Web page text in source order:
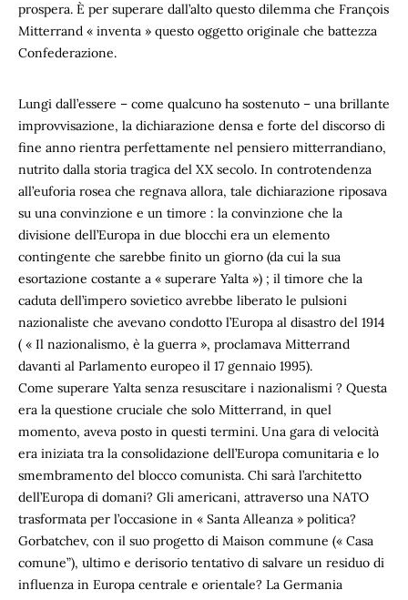
prospera. È per superare dall’alto questo dilemma che François
Mitterrand « inventa » questo oggetto originale che battezza
Confederazione.
Lungi dall’essere – come qualcuno ha sostenuto – una brillante
improvvisazione, la dichiarazione densa e forte del discorso di
fine anno rientra perfettamente nel pensiero mitterrandiano,
nutrito dalla storia tragica del XX secolo. In controtendenza
all’euforia rosea che regnava allora, tale dichiarazione riposava
su una convinzione e un timore : la convinzione che la
divisione dell’Europa in due blocchi era un elemento
contingente che sarebbe finito un giorno (da cui la sua
esortazione costante a « superare Yalta ») ; il timore che la
caduta dell’impero sovietico avrebbe liberato le pulsioni
nazionaliste che avevano condotto l’Europa al disastro del 1914
( « Il nazionalismo, è la guerra », proclamava Mitterrand
davanti al Parlamento europeo il 17 gennaio 1995).
Come superare Yalta senza resuscitare i nazionalismi ? Questa
era la questione cruciale che solo Mitterrand, in quel
momento, aveva posto in questi termini. Una gara di velocità
era iniziata tra la consolidazione dell’Europa comunitaria e lo
smembramento del blocco comunista. Chi sarà l’architetto
dell’Europa di domani? Gli americani, attraverso una NATO
trasformata per l’occasione in « Santa Alleanza » politica?
Gorbatchev, con il suo progetto di Maison commune (« Casa
comune”), ultimo e derisorio tentativo di salvare un residuo di
influenza in Europa centrale e orientale? La Germania